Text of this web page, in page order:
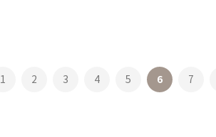
1 2 3 4 5 6 7